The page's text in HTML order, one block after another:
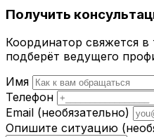
Получить
Координатор свяжется в
подберёт ведущего
Имя
Телефон
Email (необязательно)
Опишите ситуацию